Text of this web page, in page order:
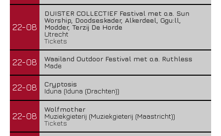
22-08
DUISTER COLLECTIEF Festival met o.a. Sun
Worship, Doodseskader, Alkerdeel, Ggu:ll,
Modder, Terzij De Horde
Utrecht
Tickets
22-08
Waailand Outdoor Festival met o.a. Ruthless
Made
22-08
Cryptosis
Iduna (Iduna (Drachten))
22-08
Wolfmother
Muziekgieterij (Muziekgieterij (Maastricht))
Tickets